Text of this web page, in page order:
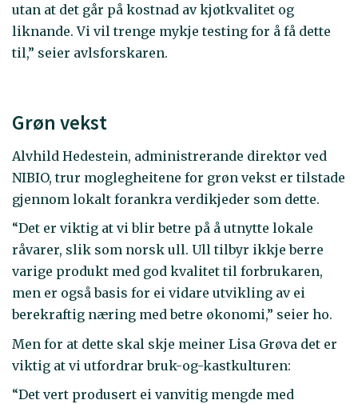
utan at det går på kostnad av kjøtkvalitet og
liknande. Vi vil trenge mykje testing for å få dette
til,” seier avlsforskaren.
Grøn vekst
Alvhild Hedestein, administrerande direktør ved
NIBIO, trur moglegheitene for grøn vekst er tilstade
gjennom lokalt forankra verdikjeder som dette.
“Det er viktig at vi blir betre på å utnytte lokale
råvarer, slik som norsk ull. Ull tilbyr ikkje berre
varige produkt med god kvalitet til forbrukaren,
men er også basis for ei vidare utvikling av ei
berekraftig næring med betre økonomi,” seier ho.
Men for at dette skal skje meiner Lisa Grøva det er
viktig at vi utfordrar bruk-og-kastkulturen:
“Det vert produsert ei vanvitig mengde med